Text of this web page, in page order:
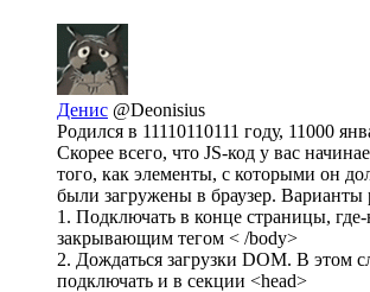
Денис @Deonisius
Родился в 11110110111 году, 11000
Скорее всего, что JS-код у вас
того, как элементы, с которыми он
были загружены в браузер. Варианты
1. Подключать в конце страницы, где-
закрывающим тегом < /body>
2. Дождаться загрузки DOM. В этом
подключать и в секции <head>